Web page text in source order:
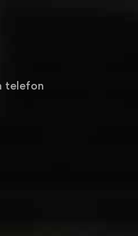
telefon